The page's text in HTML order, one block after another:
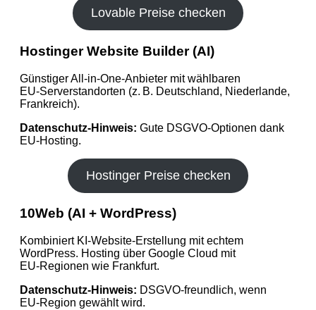
Lovable Preise checken
Hostinger Website Builder (AI)
Günstiger All‑in‑One‑Anbieter mit wählbaren
EU‑Serverstandorten (z. B. Deutschland, Niederlande,
Frankreich).
Datenschutz-Hinweis: Gute DSGVO‑Optionen dank
EU‑Hosting.
Hostinger Preise checken
10Web (AI + WordPress)
Kombiniert KI‑Website‑Erstellung mit echtem
WordPress. Hosting über Google Cloud mit
EU‑Regionen wie Frankfurt.
Datenschutz-Hinweis: DSGVO‑freundlich, wenn
EU‑Region gewählt wird.